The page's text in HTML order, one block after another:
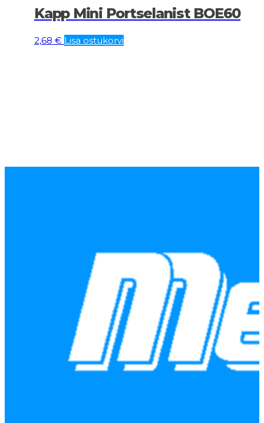
Kapp Mini Portselanist BOE60
2,68 € Lisa ostukorvi